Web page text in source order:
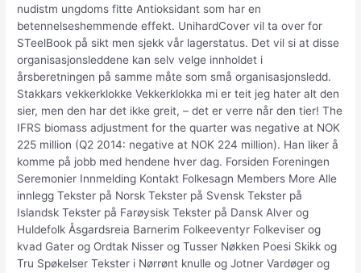
nudistm ungdoms fitte Antioksidant som har en
betennelseshemmende effekt. UnihardCover vil ta over for
STeelBook på sikt men sjekk vår lagerstatus. Det vil si at disse
organisasjonsleddene kan selv velge innholdet i
årsberetningen på samme måte som små organisasjonsledd.
Stakkars vekkerklokke Vekkerklokka mi er teit jeg hater alt den
sier, men den har det ikke greit, – det er verre når den tier! The
IFRS biomass adjustment for the quarter was negative at NOK
225 million (Q2 2014: negative at NOK 224 million). Han liker å
komme på jobb med hendene hver dag. Forsiden Foreningen
Seremonier Innmelding Kontakt Folkesagn Members More Alle
innlegg Tekster på Norsk Tekster på Svensk Tekster på
Islandsk Tekster på Farøysisk Tekster på Dansk Alver og
Huldefolk Åsgardsreia Barnerim Folkeeventyr Folkeviser og
kvad Gater og Ordtak Nisser og Tusser Nøkken Poesi Skikk og
Tru Spøkelser Tekster i Nørrønt knulle og Jotner Vardøger og